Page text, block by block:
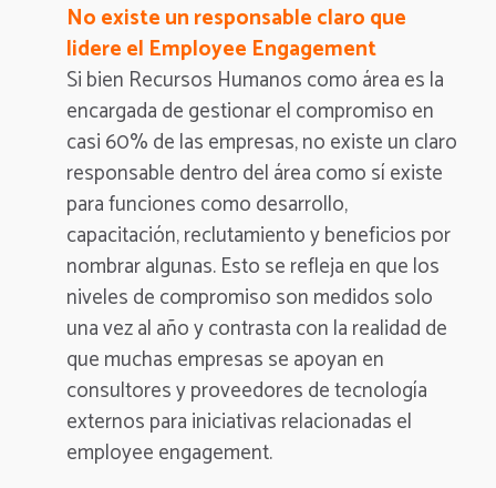
No existe un responsable claro que
lidere el Employee Engagement
Si bien Recursos Humanos como área es la
encargada de gestionar el compromiso en
casi 60% de las empresas, no existe un claro
responsable dentro del área como sí existe
para funciones como desarrollo,
capacitación, reclutamiento y beneficios por
nombrar algunas. Esto se refleja en que los
niveles de compromiso son medidos solo
una vez al año y contrasta con la realidad de
que muchas empresas se apoyan en
consultores y proveedores de tecnología
externos para iniciativas relacionadas el
employee engagement.